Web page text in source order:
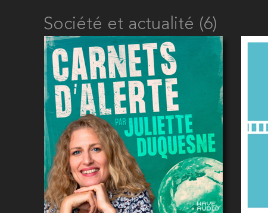
Société et actualité (6)